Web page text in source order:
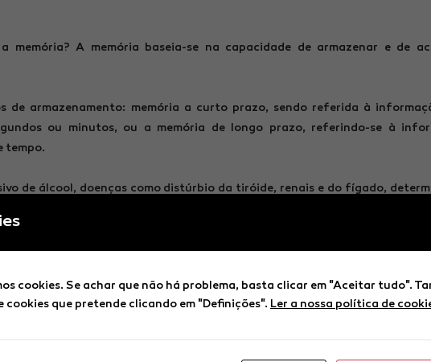
memória? A memória baseia-se na capacidade de armazenar e de
de armazenamento: memória a curto prazo, sendo referida à
ou minutos, ou a memória de longo prazo, referindo-se à
tempo.
de álcool, doenças como distúrbio da tiróide, renais e do fígado,
(como stresse, ansiedade e depressão), falta de descanso,
e a demência, são apontados como os principais fatores que
comer e fazer para manter um cérebro jovem!
nutricional é uma das causas para o envelhecimento do
tipo de alimentos, – como os frutos secos (elevado teor de ácidos
cookies. Se achar que não há problema, basta clicar em "Aceitar tudo".
cookies que pretende clicando em "Definições". Ler a nossa política de